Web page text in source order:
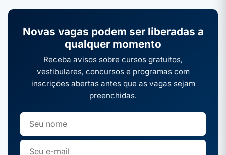
Novas vagas podem ser liberadas a
qualquer momento
Receba avisos sobre cursos gratuitos,
vestibulares, concursos e programas com
inscrições abertas antes que as vagas sejam
preenchidas.